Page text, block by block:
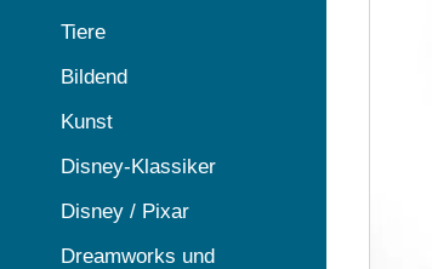
Tiere
Bildend
Kunst
Disney-Klassiker
Disney / Pixar
Dreamworks und